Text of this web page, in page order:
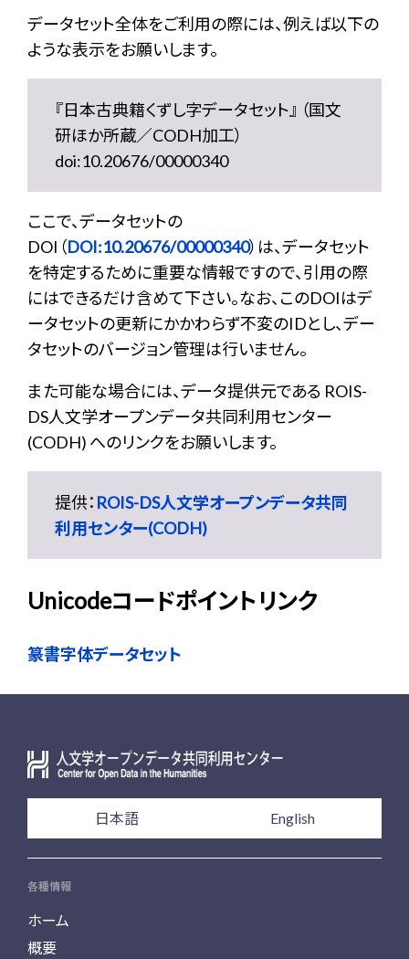
データセット全体をご利用の際には、例えば以下の
ような表示をお願いします。
『日本古典籍くずし字データセット』 （国文
研ほか所蔵／CODH加工）
doi:10.20676/00000340
ここで、データセットの
DOI（DOI:10.20676/00000340）は、データセット
を特定するために重要な情報ですので、引用の際
にはできるだけ含めて下さい。なお、このDOIはデ
ータセットの更新にかかわらず不変のIDとし、デー
タセットのバージョン管理は行いません。
また可能な場合には、データ提供元である ROIS-
DS人文学オープンデータ共同利用センター
(CODH) へのリンクをお願いします。
提供： ROIS-DS人文学オープンデータ共同
利用センター(CODH)
Unicodeコードポイントリンク
篆書字体データセット
日本語 English
各種情報
ホーム
概要